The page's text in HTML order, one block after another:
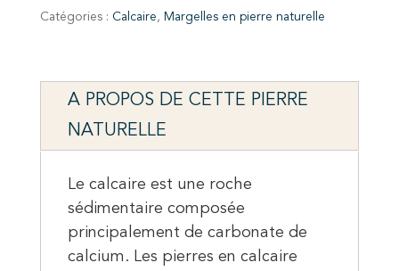
Catégories : Calcaire , Margelles en pierre naturelle
A PROPOS DE CETTE PIERRE
NATURELLE
Le calcaire est une roche
sédimentaire composée
principalement de carbonate de
calcium. Les pierres en calcaire